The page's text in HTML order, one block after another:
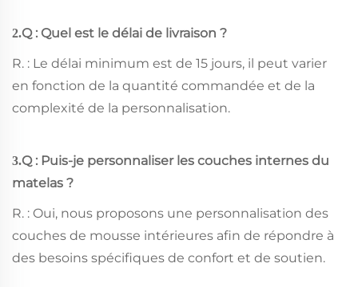
2.Q : Quel est le délai de livraison ?
R. : Le délai minimum est de 15 jours, il peut varier
en fonction de la quantité commandée et de la
complexité de la personnalisation.
3.Q : Puis-je personnaliser les couches internes du
matelas ?
R. : Oui, nous proposons une personnalisation des
couches de mousse intérieures afin de répondre à
des besoins spécifiques de confort et de soutien.